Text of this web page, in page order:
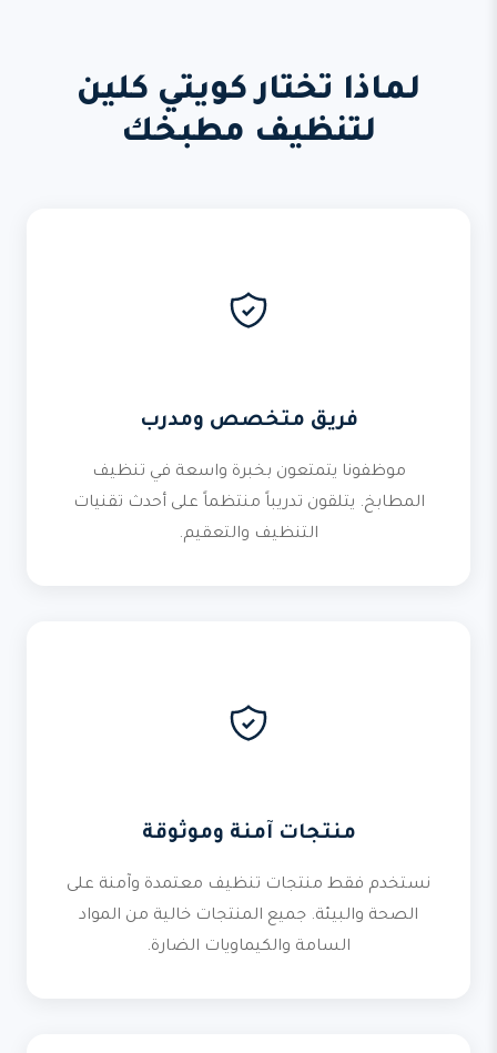
لماذا تختار كويتي كلين
لتنظيف مطبخك
فريق متخصص ومدرب
موظفونا يتمتعون بخبرة واسعة في تنظيف
المطابخ. يتلقون تدريباً منتظماً على أحدث تقنيات
التنظيف والتعقيم.
منتجات آمنة وموثوقة
نستخدم فقط منتجات تنظيف معتمدة وآمنة على
الصحة والبيئة. جميع المنتجات خالية من المواد
السامة والكيماويات الضارة.